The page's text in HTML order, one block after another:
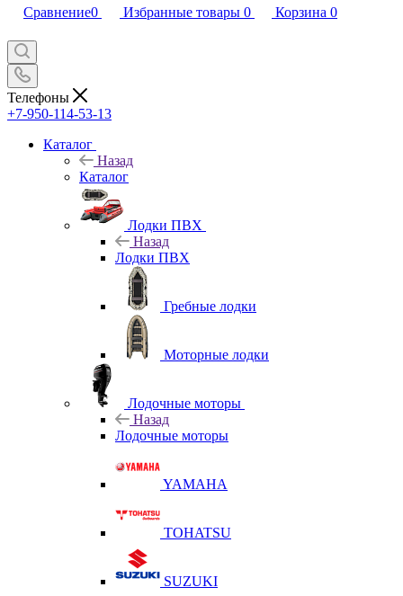
Сравнение0 Избранные товары 0 Корзина 0
Телефоны
+7-950-114-53-13
Каталог
Назад
Каталог
Лодки ПВХ
Назад
Лодки ПВХ
Гребные лодки
Моторные лодки
Лодочные моторы
Назад
Лодочные моторы
YAMAHA
TOHATSU
SUZUKI